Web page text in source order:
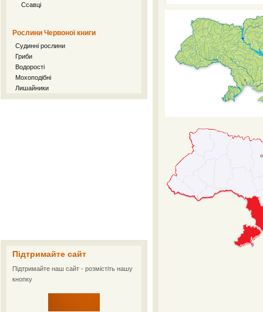
Ссавці
Рослини Червоної книги
Судинні рослини
Гриби
Водорості
Мохоподібні
Лишайники
Підтримайте сайт
Підтримайте наш сайт - розмістіть нашу
кнопку